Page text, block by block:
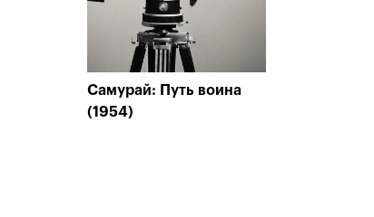
Самурай: Путь воина
(1954)